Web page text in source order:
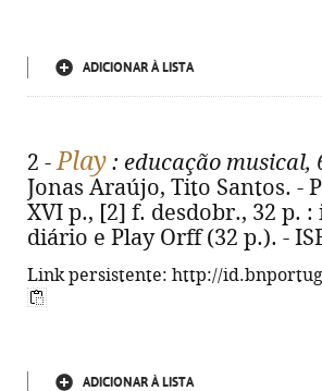
ADICIONAR À LISTA
2 -Play : educação musical,
Jonas Araújo, Tito Santos. -
XVI p., [2] f. desdobr., 32 p.
diário e Play Orff (32 p.). -
Link persistente: http://
ADICIONAR À LISTA